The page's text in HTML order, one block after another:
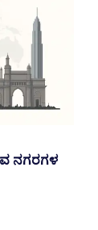
ನಗರಗಳ